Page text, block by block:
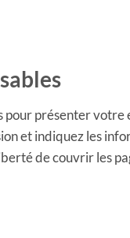
pour présenter votre
et indiquez les
de couvrir les